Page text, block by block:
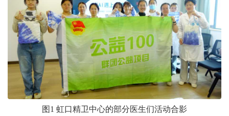
图 1 虹口精卫中心的部分医生们活动合影